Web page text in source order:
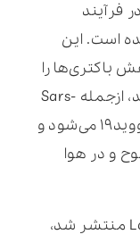
استفادۀ بیش از یک قرن از نور UVC در فرآیند
است. این
باکتری‌ها را
می‌کشد و ویروس‌ها را غیرفعال می‌کند، ازجمله Sars-
COV-19، ویروسی که باعث بیماری کووید۱۹ می‌شود و
و در هوا
در مقاله‌ای که در مجله پزشکی Lancet منتشر شد،